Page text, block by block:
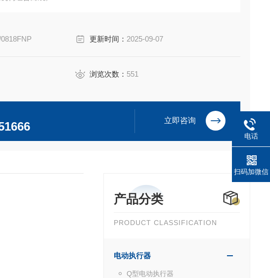
更新时间： 2025-09-07
浏览次数： 551
立即咨询
产品分类
PRODUCT CLASSIFICATION
电动执行器
Q型电动执行器
电话
扫码加微信